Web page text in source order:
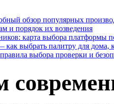
обзор популярных
и порядок их возведения
карта выбора платформы
выбрать палитру для дома,
выбора проверки и